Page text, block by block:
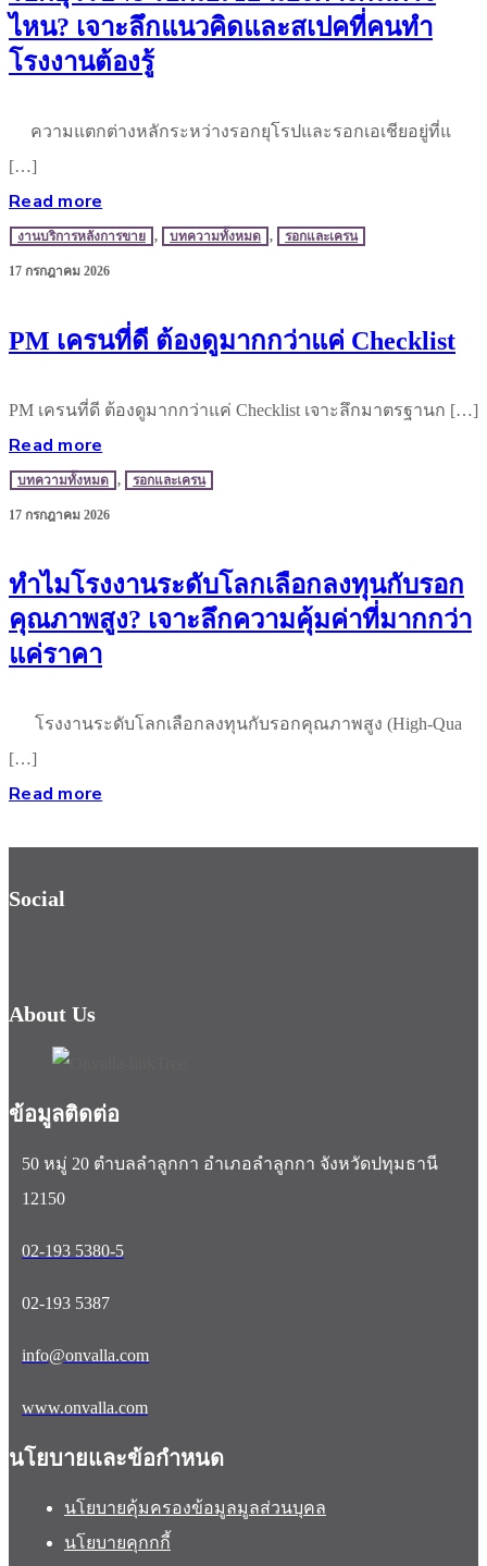
ไหน? เจาะลึกแนวคิดและสเปคที่คนทำ
โรงงานต้องรู้
ความแตกต่างหลักระหว่างรอกยุโรปและรอกเอเชียอยู่ที่แ
[…]
Read more
งานบริการหลังการขาย , บทความทั้งหมด , รอกและเครน
17 กรกฎาคม 2026
PM เครนที่ดี ต้องดูมากกว่าแค่ Checklist
PM เครนที่ดี ต้องดูมากกว่าแค่ Checklist เจาะลึกมาตรฐานก […]
Read more
บทความทั้งหมด , รอกและเครน
17 กรกฎาคม 2026
ทำไมโรงงานระดับโลกเลือกลงทุนกับรอก
คุณภาพสูง? เจาะลึกความคุ้มค่าที่มากกว่า
แค่ราคา
โรงงานระดับโลกเลือกลงทุนกับรอกคุณภาพสูง (High-Qua
[…]
Read more
Social
About Us
ข้อมูลติดต่อ
50 หมู่ 20 ตำบลลำลูกกา อำเภอลำลูกกา จังหวัดปทุมธานี
12150
02-193 5380-5
02-193 5387
info@onvalla.com
www.onvalla.com
นโยบายและข้อกำหนด
นโยบายคุ้มครองข้อมูลมูลส่วนบุคล
นโยบายคุกกกี้